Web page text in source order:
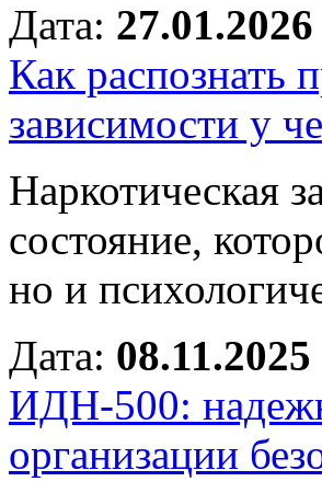
Дата: 27.01.2026
Как распознать
зависимости у
Наркотическая
состояние,
но и
Дата: 08.11.2025
ИДН-500:
организации